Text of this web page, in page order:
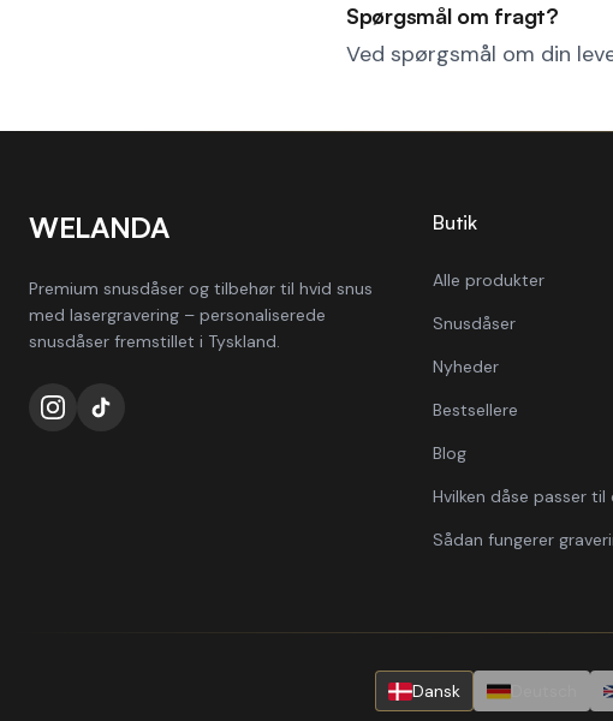
Spørgsmål om fragt?
Ved spørgsmål om din
WELANDA
Premium snusdåser og tilbehør til hvid snus
med lasergravering – personaliserede
snusdåser fremstillet i Tyskland.
Butik
Alle produkter
Snusdåser
Nyheder
Bestsellere
Blog
Hvilken dåse passer til
Sådan fungerer
Dansk Deutsch